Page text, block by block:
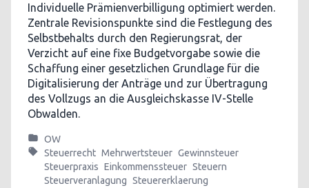
Individuelle Prämienverbilligung optimiert werden.
Zentrale Revisionspunkte sind die Festlegung des
Selbstbehalts durch den Regierungsrat, der
Verzicht auf eine fixe Budgetvorgabe sowie die
Schaffung einer gesetzlichen Grundlage für die
Digitalisierung der Anträge und zur Übertragung
des Vollzugs an die Ausgleichskasse IV-Stelle
Obwalden.
OW
Steuerrecht Mehrwertsteuer Gewinnsteuer
Steuerpraxis Einkommenssteuer Steuern
Steuerveranlagung Steuererklaerung